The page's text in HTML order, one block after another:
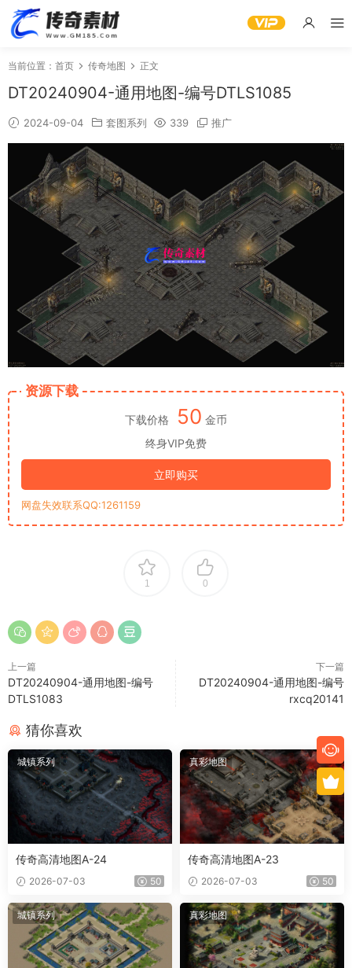
当前位置： 首页 传奇地图 正文
DT20240904-通用地图-编号DTLS1085
2024-09-04 套图系列 339 推广
资源下载
下载价格 50 金币
终身VIP免费
立即购买
网盘失效联系QQ:1261159
1 0
上一篇
DT20240904-通用地图-编号
DTLS1083
下一篇
DT20240904-通用地图-编号
rxcq20141
猜你喜欢
城镇系列
传奇高清地图A-24
2026-07-03 50
真彩地图
传奇高清地图A-23
2026-07-03 50
城镇系列 真彩地图